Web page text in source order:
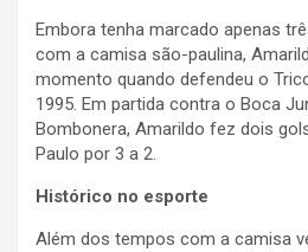
Embora tenha marcado apenas
com a camisa são-paulina,
momento quando defendeu o
1995. Em partida contra o Boca
Bombonera, Amarildo fez dois
Paulo por 3 a 2.
Histórico no esporte
Além dos tempos com a camisa